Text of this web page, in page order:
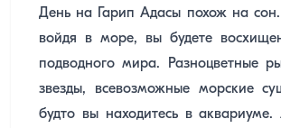
День на Гарип Адасы похож на
войдя в море, вы будете
подводного мира. Разноцветные
звезды, всевозможные морские
будто вы находитесь в